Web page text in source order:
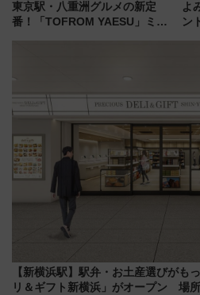
東京駅・八重洲グルメの新定
番！「TOFROM YAESU」ミシ
よ
ン
【新横浜駅】駅弁・お土産選びがも
リ＆ギフト新横浜」がオープン 場